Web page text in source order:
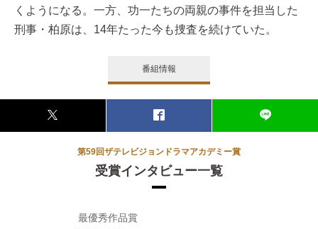
くようになる。一方、功一たちの両親の事件を担当した
刑事・柏原は、14年たった今も捜査を続けていた。
番組情報
第59回ザテレビジョンドラマアカデミー賞
受賞インタビュー一覧
最優秀作品賞